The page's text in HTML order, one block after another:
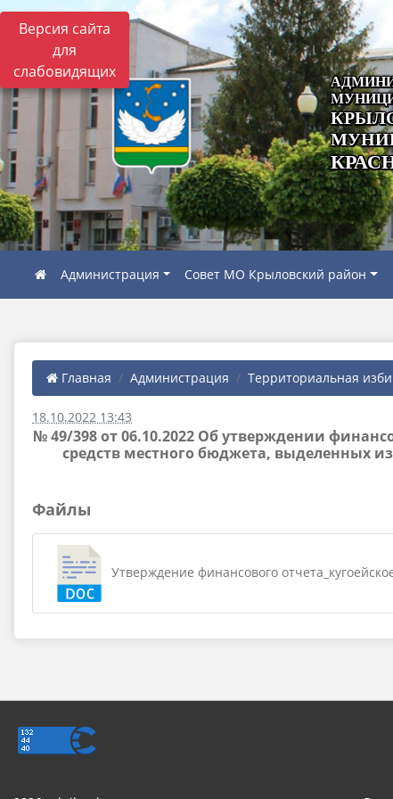
Версия сайта
для
слабовидящих
Администрация Совет МО Крыловский район
Главная Администрация Территориальная
18.10.2022 13:43
№ 49/398 от 06.10.2022 Об утверждении
средств местного бюджета, выделенных
Файлы
Утверждение финансового